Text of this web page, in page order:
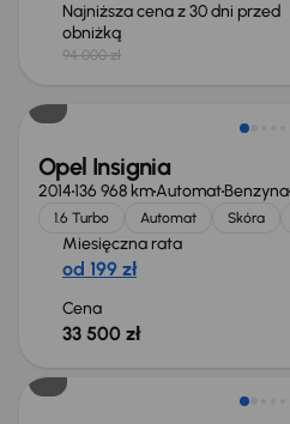
Najniższa cena z 30 dni przed
obniżką
94 000 zł
Opel Insignia
2014136 968 kmAutomatBenzyna
1.6 Turbo Automat Skóra
Miesięczna rata
od 199 zł
Cena
33 500 zł
Taniej o 1 500 zł